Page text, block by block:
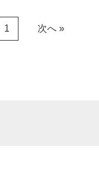
1 次へ »